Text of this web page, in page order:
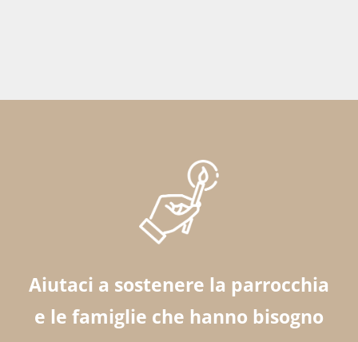
Aiutaci a sostenere la parrocchia
e le famiglie che hanno bisogno